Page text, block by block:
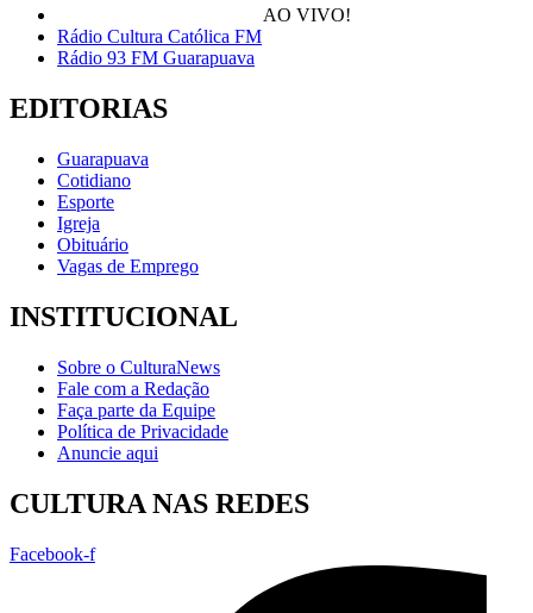
AO VIVO!
Rádio Cultura Católica FM
Rádio 93 FM Guarapuava
EDITORIAS
Guarapuava
Cotidiano
Esporte
Igreja
Obituário
Vagas de Emprego
INSTITUCIONAL
Sobre o CulturaNews
Fale com a Redação
Faça parte da Equipe
Política de Privacidade
Anuncie aqui
CULTURA NAS REDES
Facebook-f